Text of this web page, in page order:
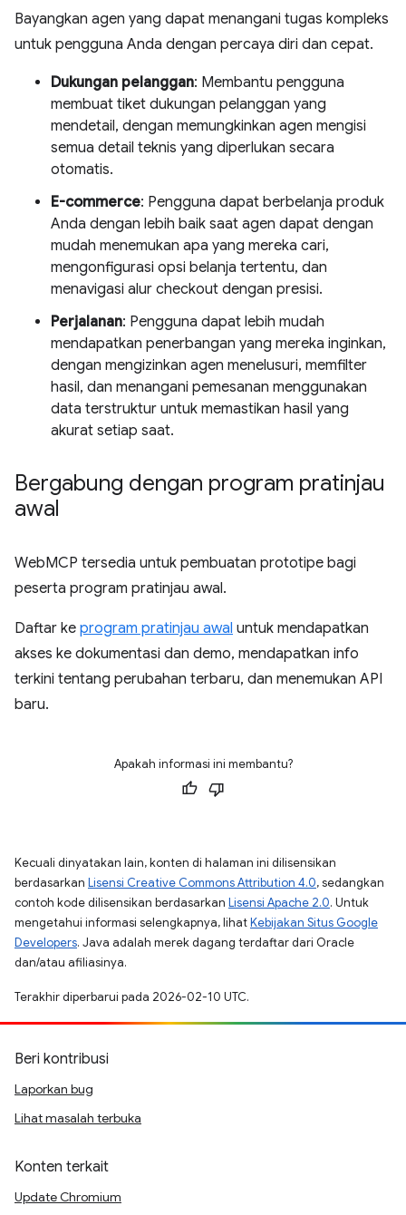
Bayangkan agen yang dapat menangani tugas kompleks
untuk pengguna Anda dengan percaya diri dan cepat.
Dukungan pelanggan: Membantu pengguna
membuat tiket dukungan pelanggan yang
mendetail, dengan memungkinkan agen mengisi
semua detail teknis yang diperlukan secara
otomatis.
E-commerce: Pengguna dapat berbelanja produk
Anda dengan lebih baik saat agen dapat dengan
mudah menemukan apa yang mereka cari,
mengonfigurasi opsi belanja tertentu, dan
menavigasi alur checkout dengan presisi.
Perjalanan: Pengguna dapat lebih mudah
mendapatkan penerbangan yang mereka inginkan,
dengan mengizinkan agen menelusuri, memfilter
hasil, dan menangani pemesanan menggunakan
data terstruktur untuk memastikan hasil yang
akurat setiap saat.
Bergabung dengan program pratinjau
awal
WebMCP tersedia untuk pembuatan prototipe bagi
peserta program pratinjau awal.
Daftar ke program pratinjau awal untuk mendapatkan
akses ke dokumentasi dan demo, mendapatkan info
terkini tentang perubahan terbaru, dan menemukan API
baru.
Apakah informasi ini membantu?
Kecuali dinyatakan lain, konten di halaman ini dilisensikan
berdasarkan Lisensi Creative Commons Attribution 4.0, sedangkan
contoh kode dilisensikan berdasarkan Lisensi Apache 2.0. Untuk
mengetahui informasi selengkapnya, lihatKebijakan Situs Google
Developers. Java adalah merek dagang terdaftar dari Oracle
dan/atau afiliasinya.
Terakhir diperbarui pada 2026-02-10 UTC.
Beri kontribusi
Laporkan bug
Lihat masalah terbuka
Konten terkait
Update Chromium